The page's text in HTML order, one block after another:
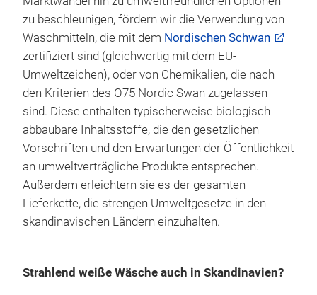
zu beschleunigen, fördern wir die Verwendung von
Waschmitteln, die mit dem Nordischen Schwan
zertifiziert sind (gleichwertig mit dem EU-
Umweltzeichen), oder von Chemikalien, die nach
den Kriterien des O75 Nordic Swan zugelassen
sind. Diese enthalten typischerweise biologisch
abbaubare Inhaltsstoffe, die den gesetzlichen
Vorschriften und den Erwartungen der Öffentlichkeit
an umweltverträgliche Produkte entsprechen.
Außerdem erleichtern sie es der gesamten
Lieferkette, die strengen Umweltgesetze in den
skandinavischen Ländern einzuhalten.
Strahlend weiße Wäsche auch in Skandinavien?